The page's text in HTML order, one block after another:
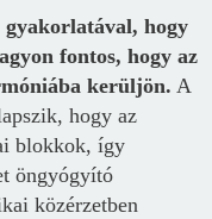
gyakorlatával, hogy
fontos, hogy az
kerüljön. A
hogy az
blokkok, így
öngyógyító
közérzetben